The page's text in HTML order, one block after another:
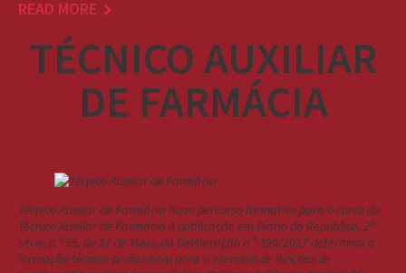
READ MORE
TÉCNICO AUXILIAR
DE FARMÁCIA
Técnico Auxiliar de Farmácia Novo percurso formativo para o curso de
Técnico Auxiliar de Farmácia A publicação em Diário da República, 2ª
série, n.º 95, de 17 de Maio, da Deliberação n.º 396/2017 determina a
formação técnico-profissional para o exercício de funções de